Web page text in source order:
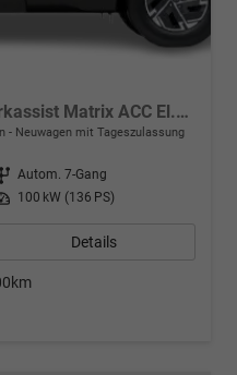
N Line Premium KRELL Parkassist Matrix ACC El.Heck
Neuwagen mit Tageszulassung
Getriebe Autom. 7-Gang
Leistung 100 kW (136 PS)
Details